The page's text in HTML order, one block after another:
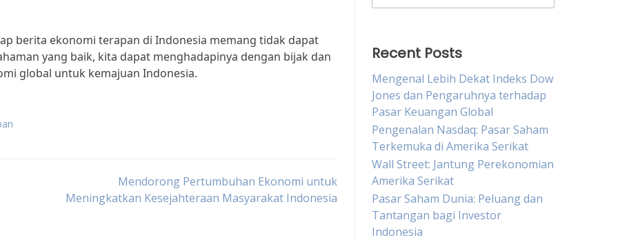
berita ekonomi terapan di Indonesia memang tidak dapat
yang baik, kita dapat menghadapinya dengan bijak dan
global untuk kemajuan Indonesia.
Mendorong Pertumbuhan Ekonomi untuk
Meningkatkan Kesejahteraan Masyarakat Indonesia
for:
Recent Posts
Mengenal Lebih Dekat Indeks Dow
Jones dan Pengaruhnya terhadap
Pasar Keuangan Global
Pengenalan Nasdaq: Pasar Saham
Terkemuka di Amerika Serikat
Wall Street: Jantung Perekonomian
Amerika Serikat
Pasar Saham Dunia: Peluang dan
Tantangan bagi Investor
Indonesia